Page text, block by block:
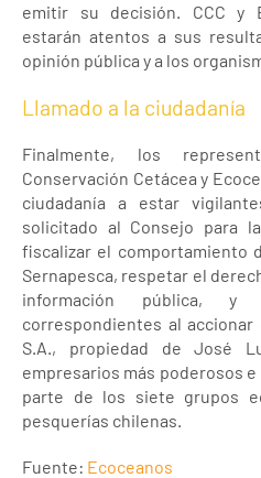
emitir su decisión. CCC y
estarán atentos a sus
opinión pública y a los
Llamado a la ciudadanía
Finalmente, los
Conservación Cetácea y
ciudadanía a estar
solicitado al Consejo para
fiscalizar el comportamiento
Sernapesca, respetar el
información pública, y
correspondientes al accionar
S.A., propiedad de José
empresarios más poderosos
parte de los siete grupos
pesquerías chilenas.
Fuente: Ecoceanos